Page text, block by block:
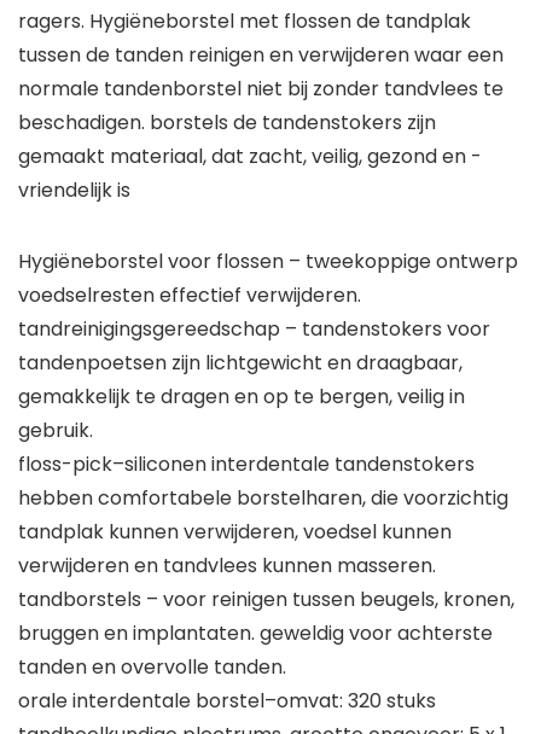
ragers. Hygiëneborstel met flossen de tandplak
tussen de tanden reinigen en verwijderen waar een
normale tandenborstel niet bij zonder tandvlees te
beschadigen. borstels de tandenstokers zijn
gemaakt materiaal, dat zacht, veilig, gezond en -
vriendelijk is
Hygiëneborstel voor flossen – tweekoppige ontwerp
voedselresten effectief verwijderen.
tandreinigingsgereedschap – tandenstokers voor
tandenpoetsen zijn lichtgewicht en draagbaar,
gemakkelijk te dragen en op te bergen, veilig in
gebruik.
floss-pick–siliconen interdentale tandenstokers
hebben comfortabele borstelharen, die voorzichtig
tandplak kunnen verwijderen, voedsel kunnen
verwijderen en tandvlees kunnen masseren.
tandborstels – voor reinigen tussen beugels, kronen,
bruggen en implantaten. geweldig voor achterste
tanden en overvolle tanden.
orale interdentale borstel–omvat: 320 stuks